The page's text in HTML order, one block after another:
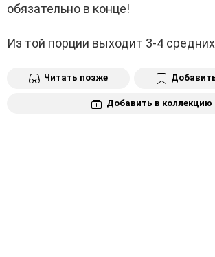
обязательно в конце!
Из той порции выходит 3-4
Читать позже
Добавить в коллекцию